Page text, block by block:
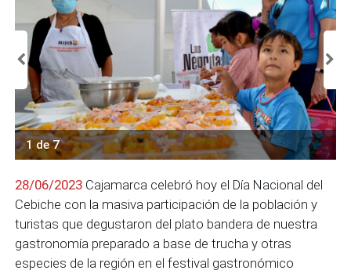
1 de 7
28/06/2023 Cajamarca celebró hoy el Día Nacional del
Cebiche con la masiva participación de la población y
turistas que degustaron del plato bandera de nuestra
gastronomía preparado a base de trucha y otras
especies de la región en el festival gastronómico